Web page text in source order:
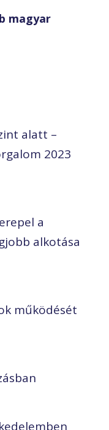
magyar
alatt –
2023
a
alkotása
működését